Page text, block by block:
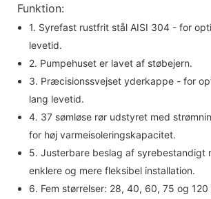
Funktion:
1. Syrefast rustfrit stål AISI 304 - for
levetid.
2. Pumpehuset er lavet af støbejern.
3. Præcisionssvejset yderkappe - for
lang levetid.
4. 37 sømløse rør udstyret med
for høj varmeisoleringskapacitet.
5. Justerbare beslag af syrebestandigt
enklere og mere fleksibel installation.
6. Fem størrelser: 28, 40, 60, 75 og